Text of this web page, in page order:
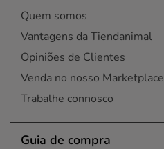
Quem somos
Vantagens da Tiendanimal
Opiniões de Clientes
Venda no nosso Marketplace
Trabalhe connosco
Guia de compra